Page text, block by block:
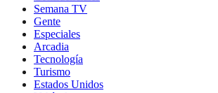
Semana TV
Gente
Especiales
Arcadia
Tecnología
Turismo
Estados Unidos